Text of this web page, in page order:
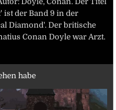
ist der Band 9 in der
Diamond'. Der britische
Conan Doyle war Arzt.
habe